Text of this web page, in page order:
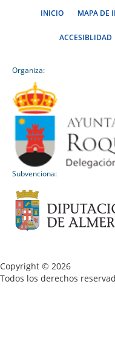
INICIO MAPA DE
ACCESIBLIDAD
Organiza:
Subvenciona:
Copyright © 2026
Todos los derechos